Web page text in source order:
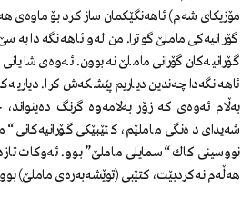
مۆزیكای شه‌م) ئاهه‌نگێكمان ساز كرد بۆ ماوه‌ی
گۆرانیه‌كی ماملێ‌ گوترا. من له‌و ئاهه‌نگه‌دا به‌
گۆرانیه‌كان گۆرانی ماملێ‌ نه‌بوون. ئه‌وه‌ی
ئاهه‌نگه‌دا چه‌ندین دیاریم پێشكه‌ش كرا.
به‌ڵام ئه‌وەی كه‌ زۆر به‌لامه‌وه‌ گرنگ
شه‌یدای ده‌نگی ماملێم، كتێبێكی
نووسینی كاك “سمایلی ماملێ‌” بوو. ئەوکات
هه‌ڵه‌م نه‌كردبێت، كتێبی (توێشه‌به‌ره‌ی ماملێ‌)